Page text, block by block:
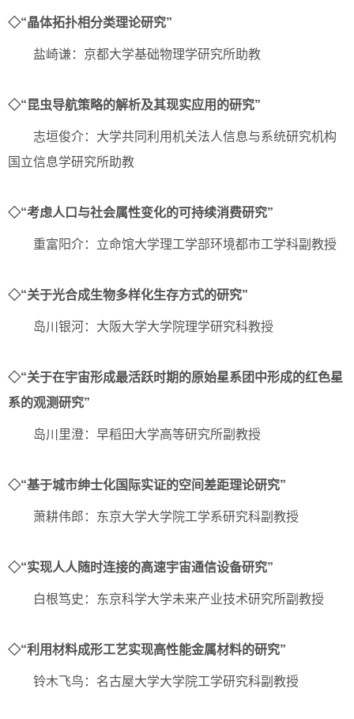
◇“晶体拓扑相分类理论研究”
盐崎谦：京都大学基础物理学研究所助教
◇“昆虫导航策略的解析及其现实应用的研究”
志垣俊介：大学共同利用机关法人信息与系统研究机构
国立信息学研究所助教
◇“考虑人口与社会属性变化的可持续消费研究”
重富阳介：立命馆大学理工学部环境都市工学科副教授
◇“关于光合成生物多样化生存方式的研究”
岛川银河：大阪大学大学院理学研究科教授
◇“关于在宇宙形成最活跃时期的原始星系团中形成的红色星
系的观测研究”
岛川里澄：早稻田大学高等研究所副教授
◇“基于城市绅士化国际实证的空间差距理论研究”
萧耕伟郎：东京大学大学院工学系研究科副教授
◇“实现人人随时连接的高速宇宙通信设备研究”
白根笃史：东京科学大学未来产业技术研究所副教授
◇“利用材料成形工艺实现高性能金属材料的研究”
铃木飞鸟：名古屋大学大学院工学研究科副教授